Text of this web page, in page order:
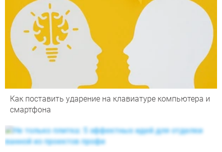
Как поставить ударение на клавиатуре компьютера и
смартфона